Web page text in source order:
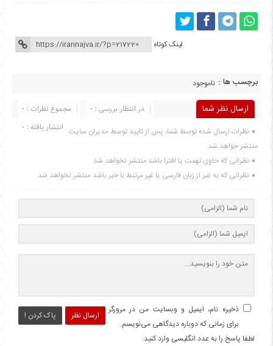
لینک کوتاه
برچسب ها : ناموجود
ارسال نظر شما مجموع نظرات : 0
در انتظار بررسی : 0
انتشار یافته : 0 نظرات ارسال شده توسط شما، پس از تایید توسط مدیران سایت
منتشر خواهد شد.
نظراتی که حاوی تهمت یا افترا باشد منتشر نخواهد شد.
نظراتی که به غیر از زبان فارسی یا غیر مرتبط با خبر باشد منتشر نخواهد شد.
ارسال نظر پاک کردن !
ذخیره نام، ایمیل و وبسایت من در مرورگر
برای زمانی که دوباره دیدگاهی می‌نویسم.
لطفا پاسخ را به عدد انگلیسی وارد کنید: